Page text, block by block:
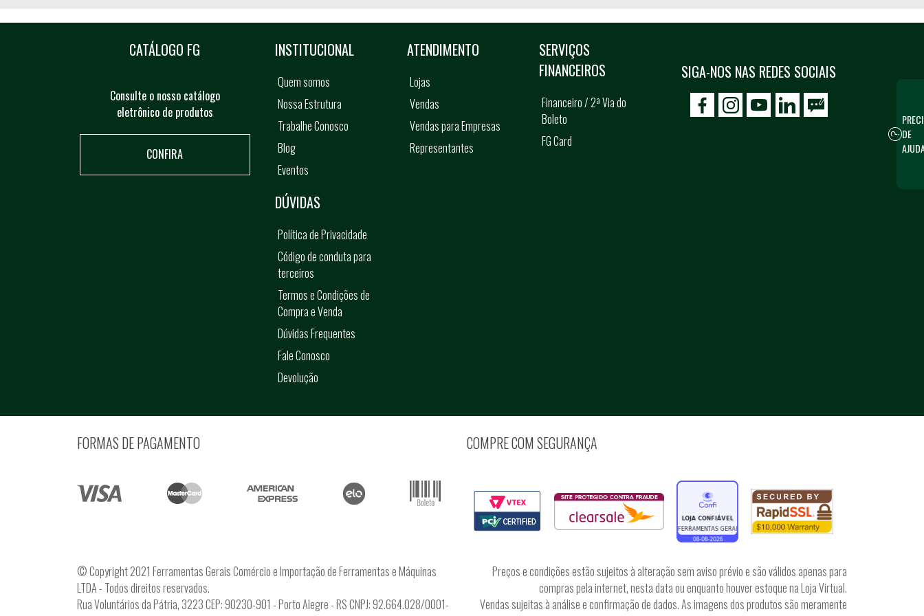
CATÁLOGO FG
Consulte o nosso catálogo
eletrônico de produtos
CONFIRA
SIGA-NOS NAS REDES SOCIAIS
icon-facebook
icon-social02icon-social03
INSTITUCIONAL
Quem somos
Nossa Estrutura
Trabalhe Conosco
Blog
Eventos
ATENDIMENTO
Lojas
Vendas
Vendas para Empresas
Representantes
SERVIÇOS
FINANCEIROS
Financeiro / 2ª Via do
Boleto
FG Card
DÚVIDAS
Política de Privacidade
Código de conduta para
terceiros
Termos e Condições de
Compra e Venda
Dúvidas Frequentes
Fale Conosco
Devolução
FORMAS DE PAGAMENTO COMPRE COM SEGURANÇA
© Copyright 2021 Ferramentas Gerais Comércio e Importação de Ferramentas e Máquinas
LTDA - Todos direitos reservados.
Rua Voluntários da Pátria, 3223 CEP: 90230-901 - Porto Alegre - RS CNPJ: 92.664.028/0001-
Preços e condições estão sujeitos à alteração sem aviso prévio e são válidos apenas para
compras pela internet, nesta data ou enquanto houver estoque na Loja Virtual.
Vendas sujeitas à análise e confirmação de dados. As imagens dos produtos são meramente
DE